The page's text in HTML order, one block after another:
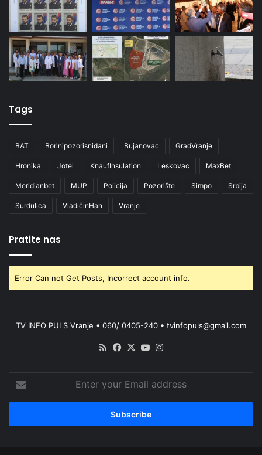
Tags
BAT Borinipozorisnidani Bujanovac GradVranje
Hronika Jotel KnaufInsulation Leskovac MaxBet
Meridianbet MUP Policija Pozorište Simpo Srbija
Surdulica VladičinHan Vranje
Pratite nas
Error Can not Get Posts, Incorrect account info.
TV INFO PULS Vranje • 060/ 0405-240 • tvinfopuls@gmail.com
RSS Facebook
X YouTube
your
Email